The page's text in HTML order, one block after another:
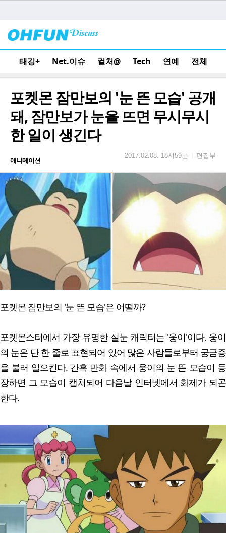
태깅+ Net.이슈 컬처@ Tech 연예 전체
포켓몬 잠만보의 '눈 뜬 모습' 공개
돼, 잠만보가 눈을 뜨면 무시무시
한 일이 생긴다
애니메이션
2017.02.08. 18시59분 편집부
포켓몬 잠만보의 '눈 뜬 모습'은 어떨까?
포켓몬스터에서 가장 유명한 실눈 캐릭터는 '웅이'이다. 웅이
의 눈은 단 한 줄로 표현되어 있어 많은 사람들로부터 궁금증
을 불러 일으킨다. 간혹 만화 속에서 웅이의 눈 뜬 모습이 등
장하면 그 모습이 캡쳐되어 다음날 인터넷에서 화제가 되곤
한다.